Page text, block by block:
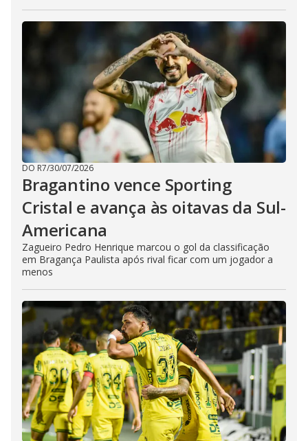
DO R7/30/07/2026
Bragantino vence Sporting
Cristal e avança às oitavas da Sul-
Americana
Zagueiro Pedro Henrique marcou o gol da classificação
em Bragança Paulista após rival ficar com um jogador a
menos